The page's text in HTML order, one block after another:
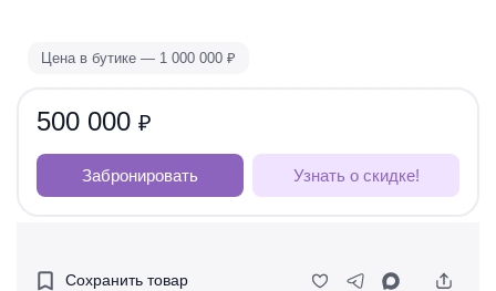
Цена в бутике — 1 000 000 ₽
500 000 ₽
Забронировать Узнать о скидке!
Сохранить товар